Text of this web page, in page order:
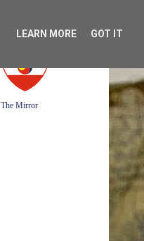
The Mirror
LEARN MORE GOT IT